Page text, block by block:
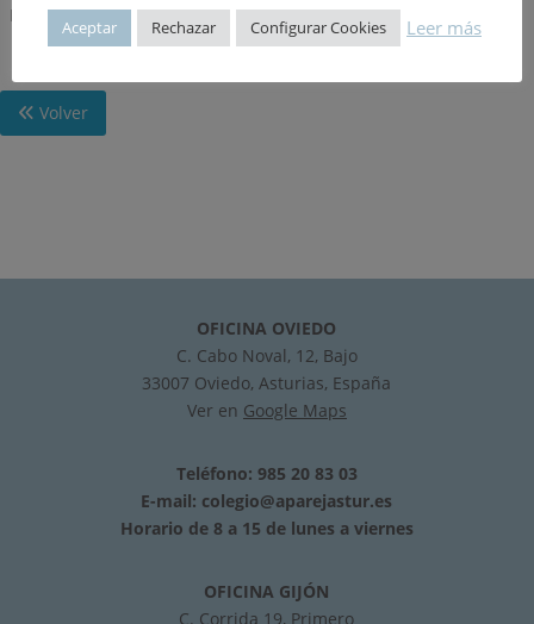
DE LOS SETENTA
Volver
OFICINA OVIEDO
C. Cabo Noval, 12, Bajo
33007 Oviedo, Asturias, España
Ver en Google Maps
Teléfono: 985 20 83 03
E-mail: colegio@aparejastur.es
Horario de 8 a 15 de lunes a viernes
OFICINA GIJÓN
C. Corrida 19, Primero
Aceptar Rechazar Configurar Cookies Leer más